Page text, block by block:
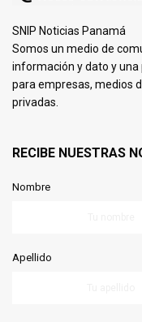
SNIP Noticias Panamá
Somos un medio de
información y dato y
para empresas, medios
privadas.
RECIBE NUESTRAS
Nombre
Apellido